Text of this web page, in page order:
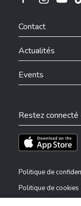
Ville de
Contact
Actualités
Events
Restez
Téléchargez
Politique de
Politique de cookies